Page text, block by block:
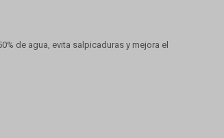
de agua, evita salpicaduras y mejora el